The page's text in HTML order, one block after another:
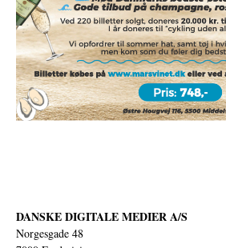
DANSKE DIGITALE MEDIER A/S
Norgesgade 48